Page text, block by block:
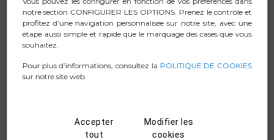
Économie d'énergie (mode veille UPS)
Démarrage à froid (courant continu)
Protection intégrée contre les surcharges et les
notre section CONFIGURER LES OPTIONS. Prenez le contrôle et
profitez d’une navigation personnalisée sur notre site, avec une
étape aussi simple et rapide que le marquage des cases que vous
souhaitez.
Pour plus d’informations, consultez la POLITIQUE DE COOKIES
sur notre site web.
Accepter
tout
Modifier les
cookies